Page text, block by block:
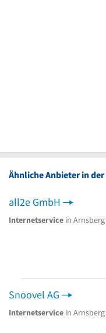
Ähnliche Anbieter in
all2e GmbH
Internetservice in Arnsberg
Snoovel AG
Internetservice in Arnsberg